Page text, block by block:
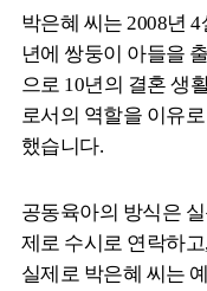
박은혜 씨는 2008년
년에 쌍둥이 아들을
으로 10년의 결혼 생
로서의 역할을 이유
했습니다.
공동육아의 방식은
제로 수시로 연락하
실제로 박은혜 씨는